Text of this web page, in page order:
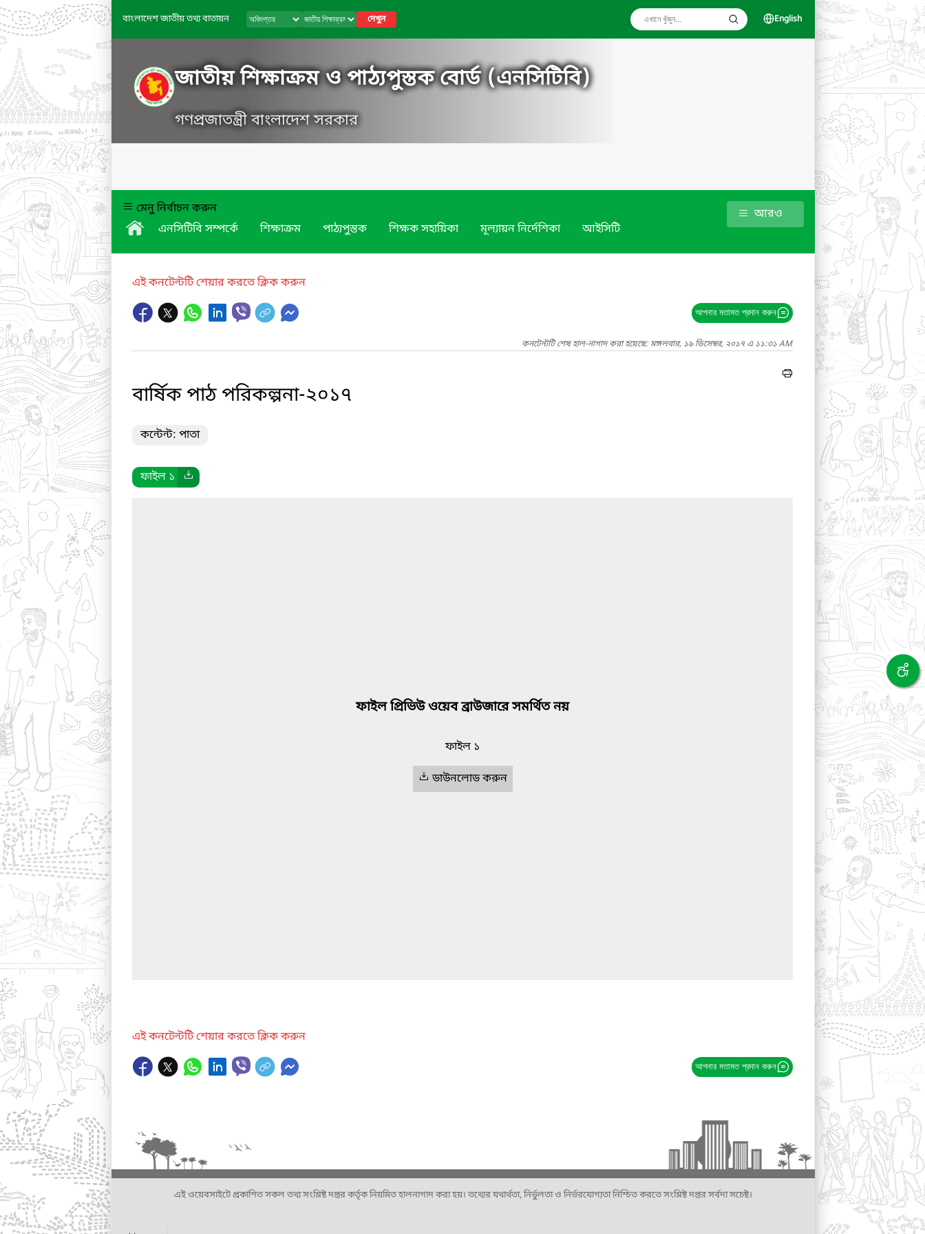
বাংলাদেশ জাতীয় তথ্য বাতায়ন দেখুন English
জাতীয় শিক্ষাক্রম ও পাঠ্যপুস্তক বোর্ড (এনসিটিবি)
গণপ্রজাতন্ত্রী বাংলাদেশ সরকার
মেনু নির্বাচন করুন
এনসিটিবি সম্পর্কে
শিক্ষাক্রম পাঠ্যপুস্তক শিক্ষক সহায়িকা মূল্যায়ন নির্দেশিকা আইসিটি
আরও
এই কনটেন্টটি শেয়ার করতে ক্লিক করুন
আপনার মতামত প্রদান করুন
কনটেন্টটি শেষ হাল-নাগাদ করা হয়েছে: মঙ্গলবার, ১৯ ডিসেম্বর, ২০১৭ এ ১১:৩১ AM
বার্ষিক পাঠ পরিকল্পনা-২০১৭
কন্টেন্ট: পাতা
ফাইল ১
ফাইল প্রিভিউ ওয়েব ব্রাউজারে সমর্থিত নয়
ফাইল ১
ডাউনলোড করুন
এই কনটেন্টটি শেয়ার করতে ক্লিক করুন
আপনার মতামত প্রদান করুন
এই ওয়েবসাইটে প্রকাশিত সকল তথ্য সংশ্লিষ্ট দপ্তর কর্তৃক নিয়মিত হালনাগাদ করা হয়। তথ্যের যথার্থতা, নির্ভুলতা ও নির্ভরযোগ্যতা নিশ্চিত করতে সংশ্লিষ্ট দপ্তর সর্বদা সচেষ্ট।